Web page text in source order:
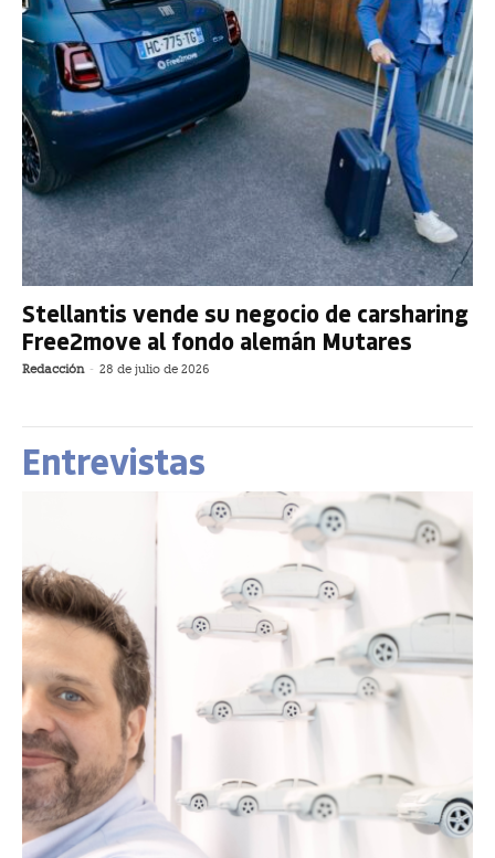
Stellantis vende su negocio de carsharing
Free2move al fondo alemán Mutares
Redacción - 28 de julio de 2026
Entrevistas